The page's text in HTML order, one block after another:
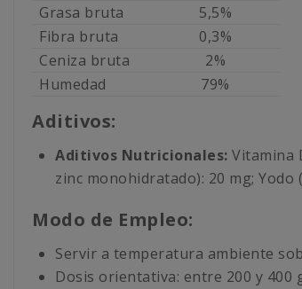
Grasa bruta
5,5%
Fibra bruta
0,3%
Ceniza bruta
2%
Humedad
79%
Aditivos:
Aditivos Nutricionales: Vitamina
zinc monohidratado): 20 mg;
Modo de Empleo:
Servir a temperatura ambiente
Dosis orientativa: entre 200 y 400